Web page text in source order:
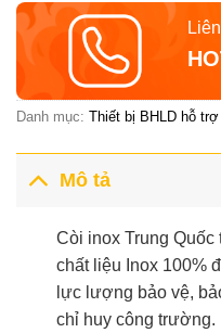
là:
Danh mục: Thiết bị BHLD hỗ
Mô tả
Còi inox Trung
chất liệu Inox 100%
lực lượng bảo vệ,
chỉ huy công trường.